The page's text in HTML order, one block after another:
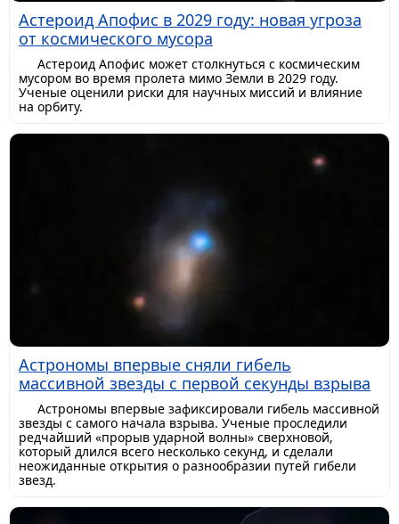
Астероид Апофис в 2029 году: новая угроза
от космического мусора
Астероид Апофис может столкнуться с космическим
мусором во время пролета мимо Земли в 2029 году.
Ученые оценили риски для научных миссий и влияние
на орбиту.
Астрономы впервые сняли гибель
массивной звезды с первой секунды взрыва
Астрономы впервые зафиксировали гибель массивной
звезды с самого начала взрыва. Ученые проследили
редчайший «прорыв ударной волны» сверхновой,
который длился всего несколько секунд, и сделали
неожиданные открытия о разнообразии путей гибели
звезд.